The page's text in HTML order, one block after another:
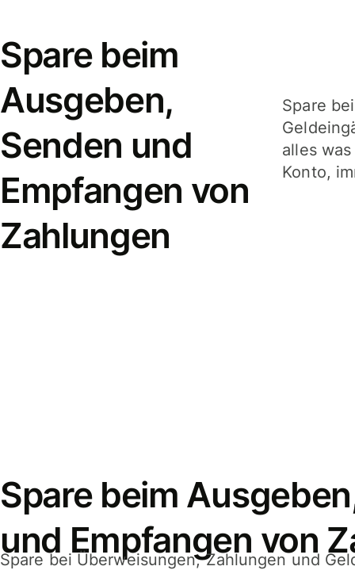
Spare beim
Ausgeben,
Senden und
Empfangen von
Zahlungen
Spare
alles
Konto,
Spare beim
und Empfangen von
Spare bei Überweisungen, Zahlungen und